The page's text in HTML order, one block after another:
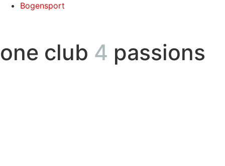
Bogensport
one club 4 passions